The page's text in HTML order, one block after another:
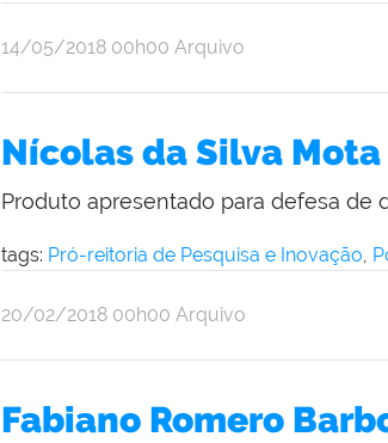
por
publicado
14/05/2018 00h00 Arquivo
Nícolas da Silva Mota
Produto apresentado para defesa de
tags: Pró-reitoria de Pesquisa e Inovação,
por
publicado
20/02/2018 00h00 Arquivo
Fabiano Romero